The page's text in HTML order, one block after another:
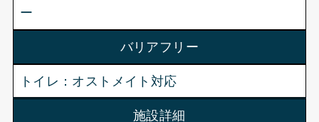
ー
バリアフリー
トイレ：オストメイト対応
施設詳細